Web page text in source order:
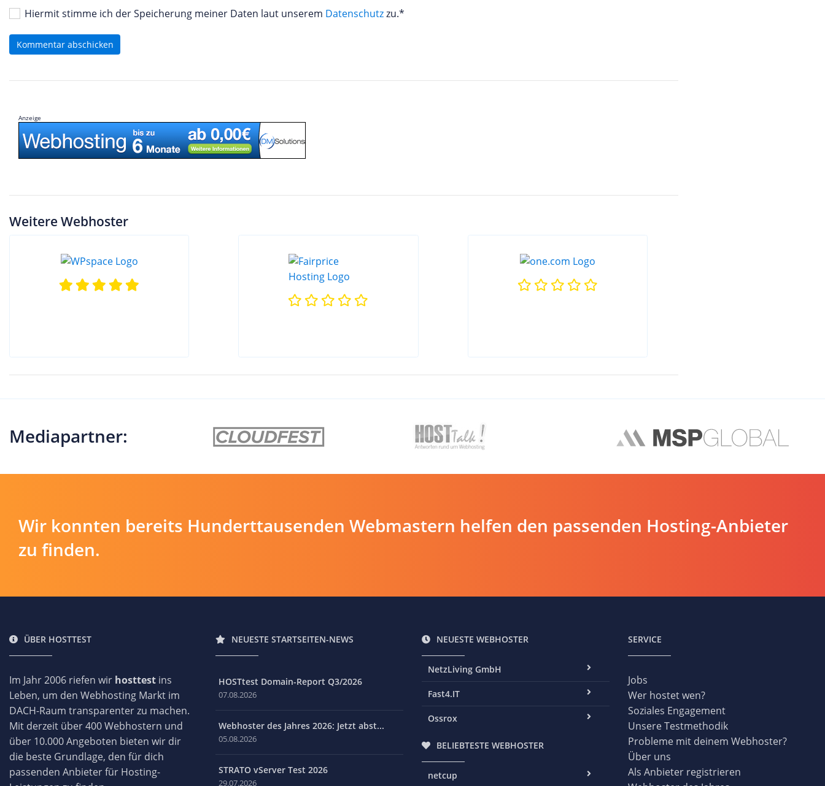
Hiermit stimme ich der Speicherung meiner Daten laut unserem Datenschutzzu.*
Kommentar abschicken
Anzeige
Weitere Webhoster
Mediapartner:
Wir konnten bereits Hunderttausenden Webmastern helfen den passenden Hosting-Anbieter
zu finden.
ÜBER HOSTTEST
Im Jahr 2006 riefen wir hosttest ins
Leben, um den Webhosting Markt im
DACH-Raum transparenter zu machen.
Mit derzeit über 400 Webhostern und
über 10.000 Angeboten bieten wir dir
die beste Grundlage, den für dich
passenden Anbieter für Hosting-
NEUESTE STARTSEITEN-NEWS
HOSTtest Domain-Report Q3/2026
07.08.2026
Webhoster des Jahres 2026: Jetzt abst...
05.08.2026
STRATO vServer Test 2026
29.07.2026
NEUESTE WEBHOSTER
NetzLiving GmbH
Fast4.IT
Ossrox
BELIEBTESTE WEBHOSTER
netcup
SERVICE
Jobs
Wer hostet wen?
Soziales Engagement
Unsere Testmethodik
Probleme mit deinem Webhoster?
Über uns
Als Anbieter registrieren